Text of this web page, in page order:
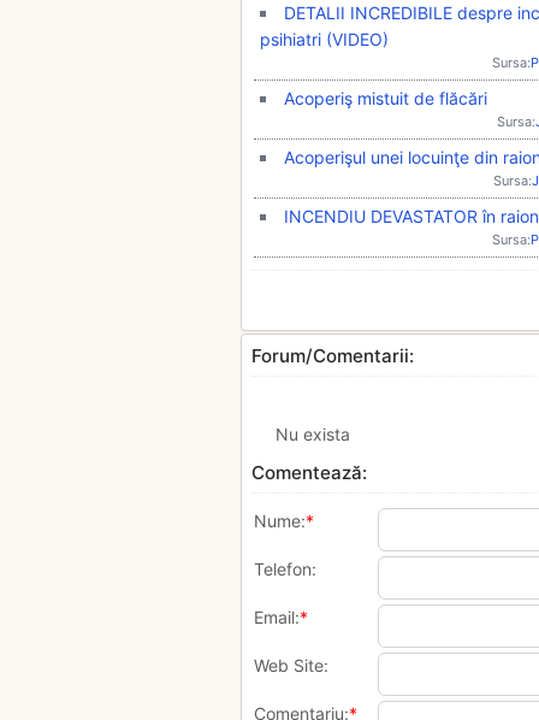
DETALII INCREDIBILE despre
psihiatri (VIDEO)
Sursa:
Acoperiş mistuit de flăcări
Sursa:
Acoperişul unei locuinţe din
Sursa:
INCENDIU DEVASTATOR în
Sursa:
Forum/Comentarii:
Nu exista
Comentează:
Nume:*
Telefon:
Email:*
Web Site:
Comentariu:*